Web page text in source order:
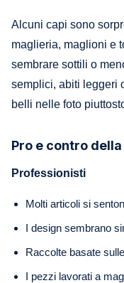
Alcuni capi sono
maglieria, maglioni e
sembrare sottili o
semplici, abiti leggeri
belli nelle foto
Pro e contro
Professionisti
Molti articoli si
I design sembrano
Raccolte basate
I pezzi lavorati a